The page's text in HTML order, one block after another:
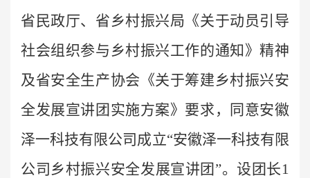
省民政厅、省乡村振兴局《关于动员引导
社会组织参与乡村振兴工作的通知》精神
及省安全生产协会《关于筹建乡村振兴安
全发展宣讲团实施方案》要求，同 意安徽
泽一科技有限公司成立“安徽泽一科技有限
公司乡村振兴安全发展宣讲团”。设团长1